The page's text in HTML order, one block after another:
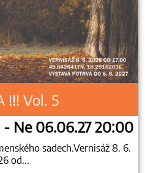
!!! Vol. 5
Ne 06.06.27 20:00
sadech.Vernisáž 8. 6.
od...